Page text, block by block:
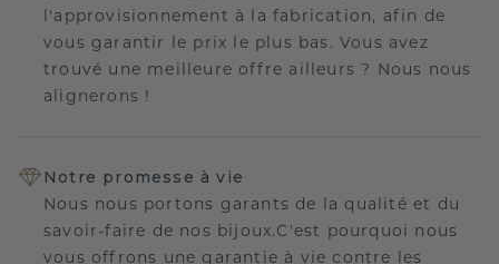
l'approvisionnement à la fabrication, afin de
vous garantir le prix le plus bas. Vous avez
trouvé une meilleure offre ailleurs ? Nous nous
alignerons !
Notre promesse à vie
Nous nous portons garants de la qualité et du
savoir-faire de nos bijoux.C'est pourquoi nous
vous offrons une garantie à vie contre les